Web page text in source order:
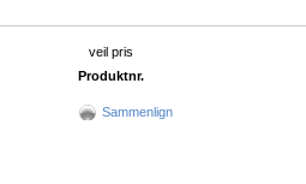
veil pris
Produktnr.
Sammenlign